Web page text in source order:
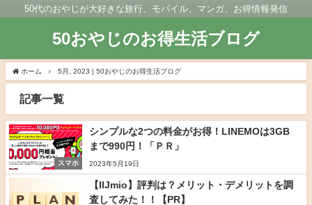
50代のおやじが大好きな旅行、モバイル、マンガ、お得情報発信
50おやじのお得生活ブログ
ホーム 5月, 2023 | 50おやじのお得生活ブログ
記事一覧
スマホ
シンプルな2つの料金がお得！LINEMOは3GB
まで990円！「ＰＲ」
2023年5月19日
【IIJmio】評判は？メリット・デメリットを調
査してみた！！【PR】